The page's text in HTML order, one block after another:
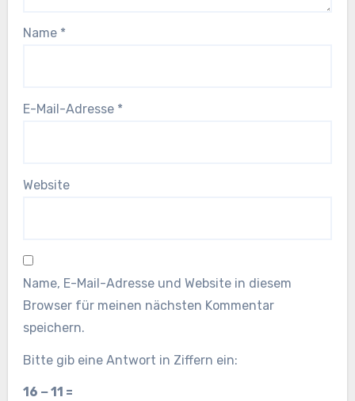
Name *
E-Mail-Adresse *
Website
Name, E-Mail-Adresse und Website in diesem
Browser für meinen nächsten Kommentar
speichern.
Bitte gib eine Antwort in Ziffern ein:
16 − 11 =